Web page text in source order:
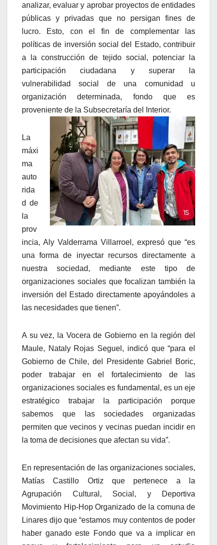
analizar, evaluar y aprobar proyectos de entidades
públicas y privadas que no persigan fines de
lucro. Esto, con el fin de complementar las
políticas de inversión social del Estado, contribuir
a la construcción de tejido social, potenciar la
participación ciudadana y superar la
vulnerabilidad social de una comunidad u
organización determinada, fondo que es
proveniente de la Subsecretaría del Interior.
La
máxi
ma
auto
rida
d de
la
prov
incia, Aly Valderrama Villarroel, expresó que “es
una forma de inyectar recursos directamente a
nuestra sociedad, mediante este tipo de
organizaciones sociales que focalizan también la
inversión del Estado directamente apoyándoles a
las necesidades que tienen”.
A su vez, la Vocera de Gobierno en la región del
Maule, Nataly Rojas Seguel, indicó que “para el
Gobierno de Chile, del Presidente Gabriel Boric,
poder trabajar en el fortalecimiento de las
organizaciones sociales es fundamental, es un eje
estratégico trabajar la participación porque
sabemos que las sociedades organizadas
permiten que vecinos y vecinas puedan incidir en
la toma de decisiones que afectan su vida”.
En representación de las organizaciones sociales,
Matías Castillo Ortiz que pertenece a la
Agrupación Cultural, Social, y Deportiva
Movimiento Hip-Hop Organizado de la comuna de
Linares dijo que “estamos muy contentos de poder
haber ganado este Fondo que va a implicar en